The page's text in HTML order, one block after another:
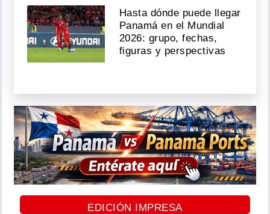
Hasta dónde puede llegar
Panamá en el Mundial
2026: grupo, fechas,
figuras y perspectivas
EDICIÓN IMPRESA